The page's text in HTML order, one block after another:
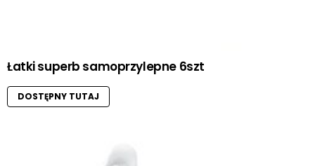
Łatki superb samoprzylepne 6szt
DOSTĘPNY TUTAJ